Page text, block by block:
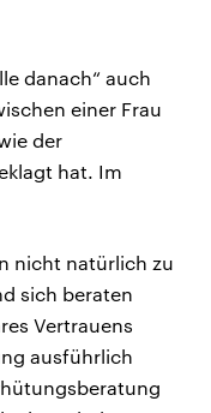
danach“ auch
einer Frau
der
hat. Im
nicht natürlich zu
sich beraten
Vertrauens
ausführlich